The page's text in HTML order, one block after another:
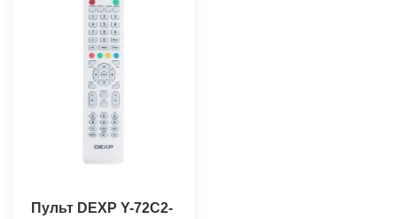
Пульт DEXP Y-72C2-